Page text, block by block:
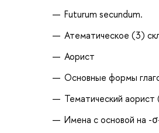
Futurum secundum.
Атематическое (3)
Аорист
Основные формы
Тематический
Имена с основой на -